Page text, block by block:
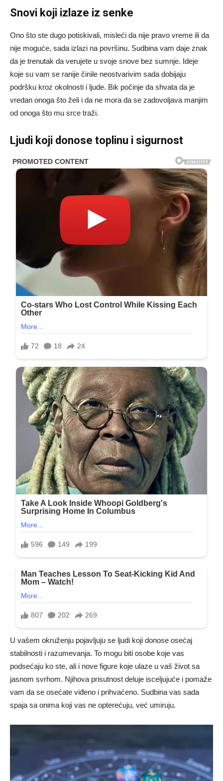
Snovi koji izlaze iz senke
Ono što ste dugo potiskivali, misleći da nije pravo vreme ili da
nije moguće, sada izlazi na površinu. Sudbina vam daje znak
da je trenutak da verujete u svoje snove bez sumnje. Ideje
koje su vam se ranije činile neostvarivim sada dobijaju
podršku kroz okolnosti i ljude. Bik počinje da shvata da je
vredan onoga što želi i da ne mora da se zadovoljava manjim
od onoga što mu srce traži.
Ljudi koji donose toplinu i sigurnost
U vašem okruženju pojavljuju se ljudi koji donose osećaj
stabilnosti i razumevanja. To mogu biti osobe koje vas
podsećaju ko ste, ali i nove figure koje ulaze u vaš život sa
jasnom svrhom. Njihova prisutnost deluje isceljujuće i pomaže
vam da se osećate viđeno i prihvaćeno. Sudbina vas sada
spaja sa onima koji vas ne opterećuju, već umiruju.